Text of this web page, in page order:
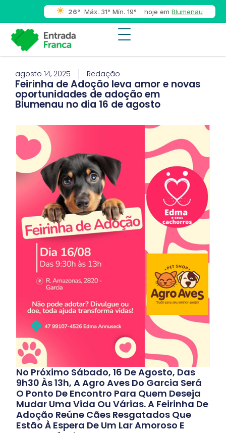
26° Máx. 31° Mín. 19° hoje em Blumenau
agosto 14, 2025 Redação
Feirinha de Adoção leva amor e novas
oportunidades de adoção em
Blumenau no dia 16 de agosto
No Próximo Sábado, 16 De Agosto, Das
9h30 Às 13h, A Agro Aves Do Garcia Será
O Ponto De Encontro Para Quem Deseja
Mudar Uma Vida Ou Várias. A Feirinha De
Adoção Reúne Cães Resgatados Que
Estão À Espera De Um Lar Amoroso E